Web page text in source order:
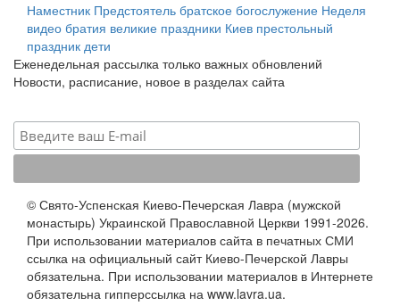
Наместник Предстоятель братское богослужение Неделя
видео братия великие праздники Киев престольный
праздник дети
Еженедельная рассылка только важных обновлений
Новости, расписание, новое в разделах сайта
© Свято-Успенская Киево-Печерская Лавра (мужской
монастырь) Украинской Православной Церкви 1991-2026.
При использовании материалов сайта в печатных СМИ
ссылка на официальный сайт Киево-Печерской Лавры
обязательна. При использовании материалов в Интернете
обязательна гипперссылка на www.lavra.ua.